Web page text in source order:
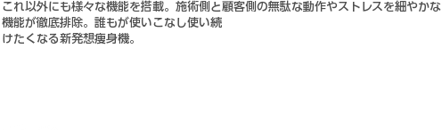
これ以外にも様々な機能を搭載。施術側と顧客側の無駄な動作やストレスを細やかな
機能が徹底排除。誰もが使いこなし使い続
けたくなる新発想痩身機。